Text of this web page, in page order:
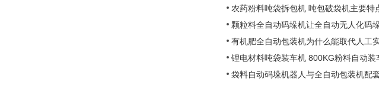
农药粉料吨袋拆包机 吨包破袋机主要特
颗粒料全自动码垛机让全自动无人化码
有机肥全自动包装机为什么能取代人工
锂电材料吨袋装车机 800KG粉料自动装
袋料自动码垛机器人与全自动包装机配